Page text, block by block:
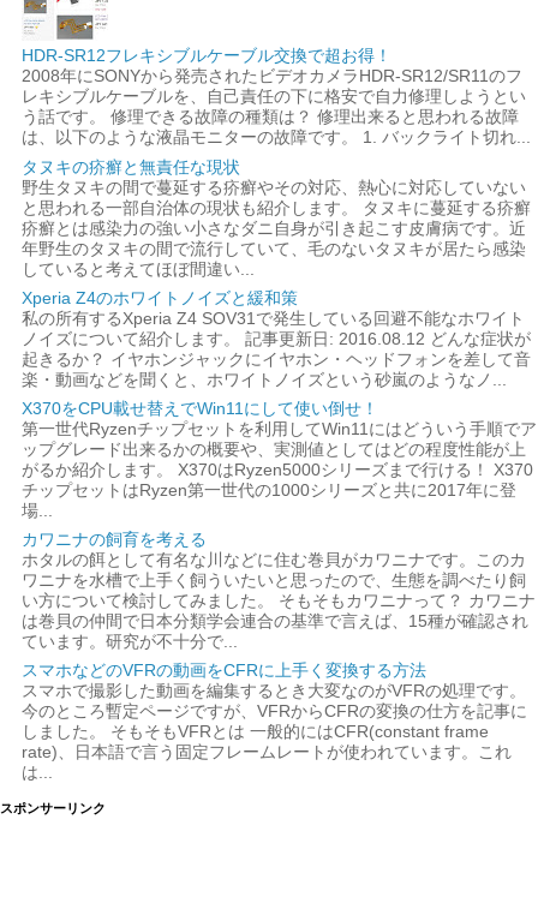
HDR-SR12フレキシブルケーブル交換で超お得！
2008年にSONYから発売されたビデオカメラHDR-SR12/SR11のフ
レキシブルケーブルを、自己責任の下に格安で自力修理しようとい
う話です。 修理できる故障の種類は？ 修理出来ると思われる故障
は、以下のような液晶モニターの故障です。 1. バックライト切れ...
タヌキの疥癬と無責任な現状
野生タヌキの間で蔓延する疥癬やその対応、熱心に対応していない
と思われる一部自治体の現状も紹介します。 タヌキに蔓延する疥癬
疥癬とは感染力の強い小さなダニ自身が引き起こす皮膚病です。近
年野生のタヌキの間で流行していて、毛のないタヌキが居たら感染
していると考えてほぼ間違い...
Xperia Z4のホワイトノイズと緩和策
私の所有するXperia Z4 SOV31で発生している回避不能なホワイト
ノイズについて紹介します。 記事更新日: 2016.08.12 どんな症状が
起きるか？ イヤホンジャックにイヤホン・ヘッドフォンを差して音
楽・動画などを聞くと、ホワイトノイズという砂嵐のようなノ...
X370をCPU載せ替えでWin11にして使い倒せ！
第一世代Ryzenチップセットを利用してWin11にはどういう手順でア
ップグレード出来るかの概要や、実測値としてはどの程度性能が上
がるか紹介します。 X370はRyzen5000シリーズまで行ける！ X370
チップセットはRyzen第一世代の1000シリーズと共に2017年に登
場...
カワニナの飼育を考える
ホタルの餌として有名な川などに住む巻貝がカワニナです。このカ
ワニナを水槽で上手く飼ういたいと思ったので、生態を調べたり飼
い方について検討してみました。 そもそもカワニナって？ カワニナ
は巻貝の仲間で日本分類学会連合の基準で言えば、15種が確認され
ています。研究が不十分で...
スマホなどのVFRの動画をCFRに上手く変換する方法
スマホで撮影した動画を編集するとき大変なのがVFRの処理です。
今のところ暫定ページですが、VFRからCFRの変換の仕方を記事に
しました。 そもそもVFRとは 一般的にはCFR(constant frame
rate)、日本語で言う固定フレームレートが使われています。これ
は...
スポンサーリンク